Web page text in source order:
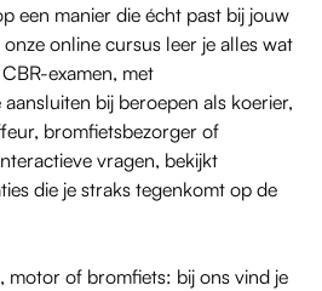
een manier die écht past bij jouw
online cursus leer je alles wat
examen, met
bij beroepen als koerier,
bromfietsbezorger of
vragen, bekijkt
die je straks tegenkomt op de
motor of bromfiets: bij ons vind je